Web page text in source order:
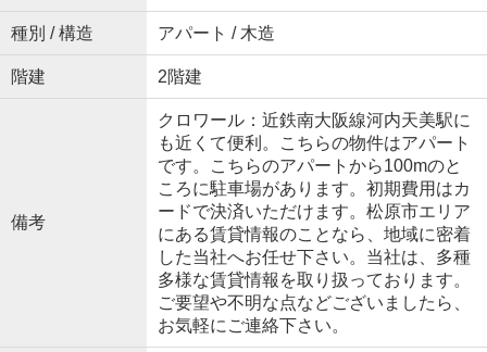
種別 / 構造 アパート / 木造
階建 2階建
備考
クロワール：近鉄南大阪線河内天美駅に
も近くて便利。こちらの物件はアパート
です。こちらのアパートから100mのと
ころに駐車場があります。初期費用はカ
ードで決済いただけます。松原市エリア
にある賃貸情報のことなら、地域に密着
した当社へお任せ下さい。当社は、多種
多様な賃貸情報を取り扱っております。
ご要望や不明な点などございましたら、
お気軽にご連絡下さい。